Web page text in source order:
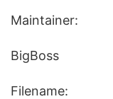
Maintainer:
BigBoss
Filename: